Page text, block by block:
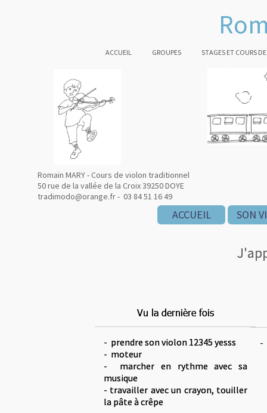
ACCUEIL GROUPES STAGES ET COURS
Romain MARY - Cours de violon traditionnel
50 rue de la vallée de la Croix 39250 DOYE
tradimodo@orange.fr - 03 84 51 16 49
ACCUEIL SON
Vu la dernière fois
- prendre son violon 12345 yesss
- moteur
- marcher en rythme avec sa
musique
- travailler avec un crayon, touiller
la pâte à crêpe
Vu la dernière fois
- prendre son violon 12345 yesss
- moteur
- marcher en rythme avec sa
musique
- travailler avec un crayon, touiller
la pâte à crêpe
-
-